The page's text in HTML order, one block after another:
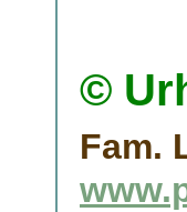
©
Fam.